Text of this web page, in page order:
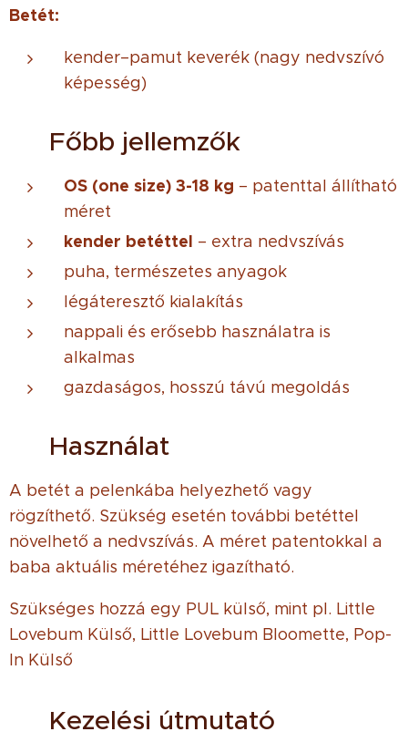
Betét:
kender–pamut keverék (nagy nedvszívó
képesség)
🧷 Főbb jellemzők
OS (one size) 3-18 kg – patenttal állítható
méret
kender betéttel – extra nedvszívás
puha, természetes anyagok
légáteresztő kialakítás
nappali és erősebb használatra is
alkalmas
gazdaságos, hosszú távú megoldás
👶 Használat
A betét a pelenkába helyezhető vagy
rögzíthető. Szükség esetén további betéttel
növelhető a nedvszívás. A méret patentokkal a
baba aktuális méretéhez igazítható.
Szükséges hozzá egy PUL külső, mint pl. Little
Lovebum Külső, Little Lovebum Bloomette, Pop-
In Külső
🧼 Kezelési útmutató